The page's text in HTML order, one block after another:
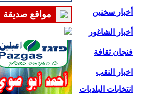
أخبار سخنين
أخبار الشاغور
فنجان ثقافة
اخبار النقب
انتخابات البلديات
مواقع صديقة